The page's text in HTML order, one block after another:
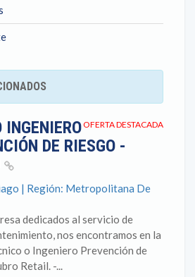
OFERTA DESTACADA
INGENIERO
DE RIESGO -
| Región: Metropolitana De
dedicados al servicio de
nos encontramos en la
o Ingeniero Prevención de
Retail. -...